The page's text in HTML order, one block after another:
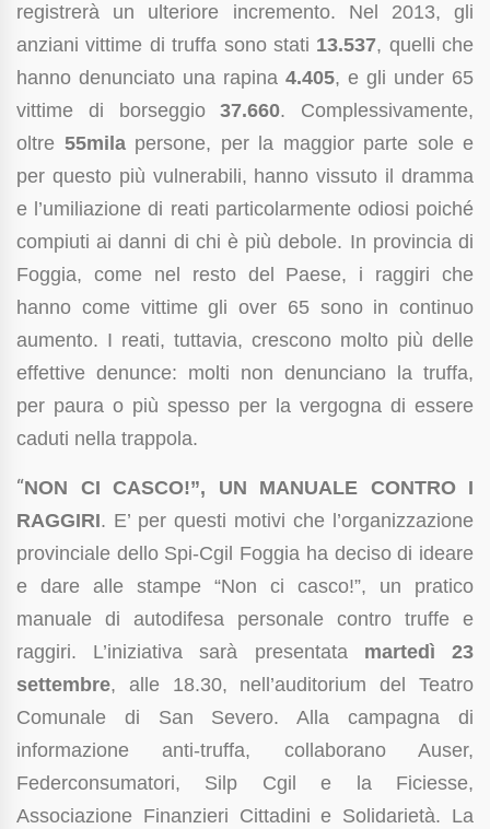
registrerà un ulteriore incremento. Nel 2013, gli
anziani vittime di truffa sono stati 13.537, quelli che
hanno denunciato una rapina 4.405, e gli under 65
vittime di borseggio37.660. Complessivamente,
oltre 55milapersone, per la maggior parte sole e
per questo più vulnerabili, hanno vissuto il dramma
e l’umiliazione di reati particolarmente odiosi poiché
compiuti ai danni di chi è più debole. In provincia di
Foggia, come nel resto del Paese, i raggiri che
hanno come vittime gli over 65 sono in continuo
aumento. I reati, tuttavia, crescono molto più delle
effettive denunce: molti non denunciano la truffa,
per paura o più spesso per la vergogna di essere
caduti nella trappola.
“NON CI CASCO!”, UN MANUALE CONTRO I
RAGGIRI. E’ per questi motivi che l’organizzazione
provinciale dello Spi-Cgil Foggia ha deciso di ideare
e dare alle stampe “Non ci casco!”, un pratico
manuale di autodifesa personale contro truffe e
raggiri. L’iniziativa sarà presentata martedì 23
settembre, alle 18.30, nell’auditorium del Teatro
Comunale di San Severo. Alla campagna di
informazione anti-truffa, collaborano Auser,
Federconsumatori, Silp Cgil e la Ficiesse,
Associazione Finanzieri Cittadini e Solidarietà. La